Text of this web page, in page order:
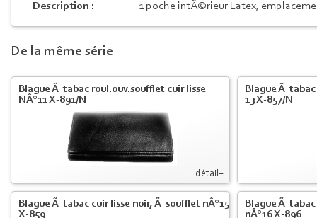
Description : 1 poche intÃ©rieur Latex,
De la même série
détail+
Blague Ã tabac roul.ouv.soufflet cuir lisse
NÂ°11 X-891/N
Blague Ã
13 X-857/N
Blague Ã tabac cuir lisse noir, Ã soufflet nÂ°15
X-859
Blague Ã
nÂ°16 X-896